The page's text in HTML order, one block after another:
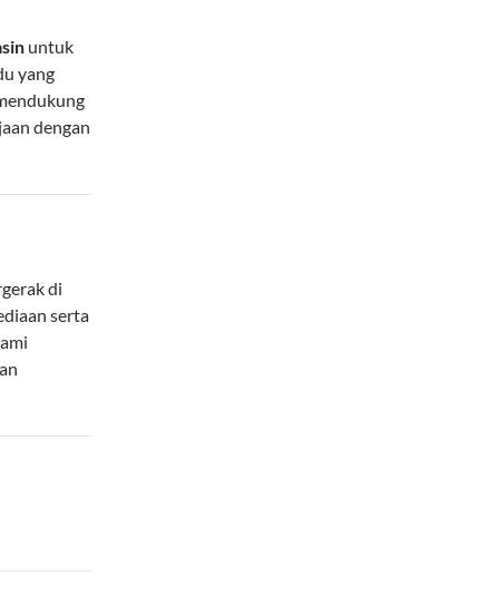
untuk
yang
dengan
di
serta